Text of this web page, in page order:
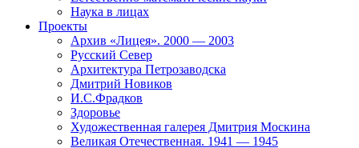
Наука в лицах
Проекты
Архив «Лицея». 2000 — 2003
Русский Север
Архитектура Петрозаводска
Дмитрий Новиков
И.С.Фрадков
Здоровье
Художественная галерея Дмитрия Москина
Великая Отечественная. 1941 — 1945